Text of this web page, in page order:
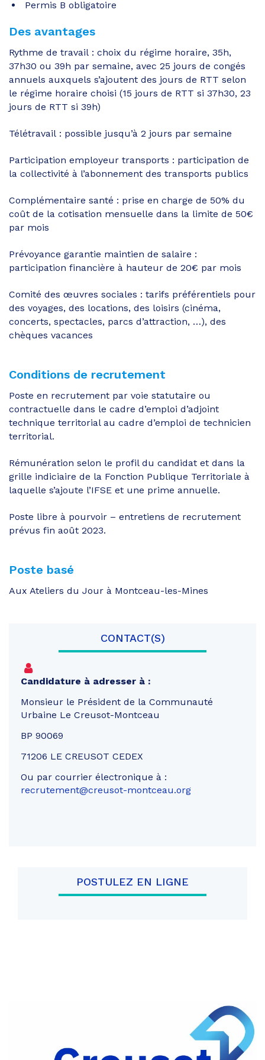
Permis B obligatoire
Des avantages
Rythme de travail : choix du régime horaire, 35h,
37h30 ou 39h par semaine, avec 25 jours de congés
annuels auxquels s’ajoutent des jours de RTT selon
le régime horaire choisi (15 jours de RTT si 37h30, 23
jours de RTT si 39h)
Télétravail : possible jusqu’à 2 jours par semaine
Participation employeur transports : participation de
la collectivité à l’abonnement des transports publics
Complémentaire santé : prise en charge de 50% du
coût de la cotisation mensuelle dans la limite de 50€
par mois
Prévoyance garantie maintien de salaire :
participation financière à hauteur de 20€ par mois
Comité des œuvres sociales : tarifs préférentiels pour
des voyages, des locations, des loisirs (cinéma,
concerts, spectacles, parcs d’attraction, …), des
chèques vacances
Conditions de recrutement
Poste en recrutement par voie statutaire ou
contractuelle dans le cadre d’emploi d’adjoint
technique territorial au cadre d’emploi de technicien
territorial.
Rémunération selon le profil du candidat et dans la
grille indiciaire de la Fonction Publique Territoriale à
laquelle s’ajoute l’IFSE et une prime annuelle.
Poste libre à pourvoir – entretiens de recrutement
prévus fin août 2023.
Poste basé
Aux Ateliers du Jour à Montceau-les-Mines
CONTACT(S)
Candidature à adresser à :
Monsieur le Président de la Communauté
Urbaine Le Creusot-Montceau
BP 90069
71206 LE CREUSOT CEDEX
Ou par courrier électronique à :
recrutement@creusot-montceau.org
POSTULEZ EN LIGNE
Facebook
Partager